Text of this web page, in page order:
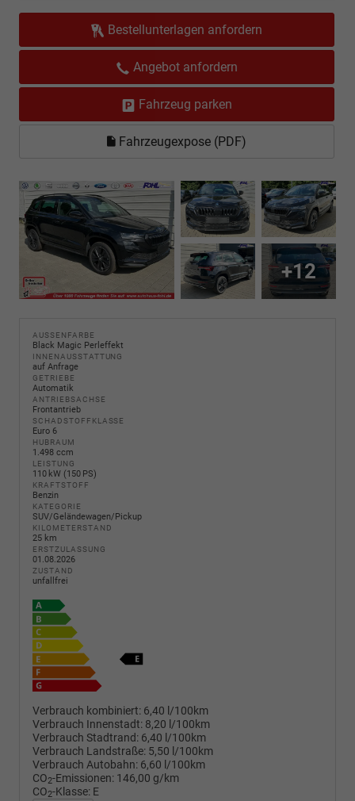
Bestellunterlagen anfordern
Angebot anfordern
Fahrzeug parken
Fahrzeugexpose (PDF)
+12
AUSSENFARBE
Black Magic Perleffekt
INNENAUSSTATTUNG
auf Anfrage
GETRIEBE
Automatik
ANTRIEBSACHSE
Frontantrieb
SCHADSTOFFKLASSE
Euro 6
HUBRAUM
1.498 ccm
LEISTUNG
110 kW (150 PS)
KRAFTSTOFF
Benzin
KATEGORIE
SUV/Geländewagen/Pickup
KILOMETERSTAND
25 km
ERSTZULASSUNG
01.08.2026
ZUSTAND
unfallfrei
Verbrauch kombiniert: 6,40 l/100km
Verbrauch Innenstadt: 8,20 l/100km
Verbrauch Stadtrand: 6,40 l/100km
Verbrauch Landstraße: 5,50 l/100km
Verbrauch Autobahn: 6,60 l/100km
CO2-Emissionen: 146,00 g/km
CO2-Klasse: E